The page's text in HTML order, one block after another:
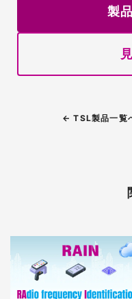
製
← TSL製品一覧